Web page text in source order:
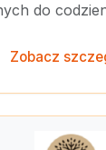
do
Zobacz